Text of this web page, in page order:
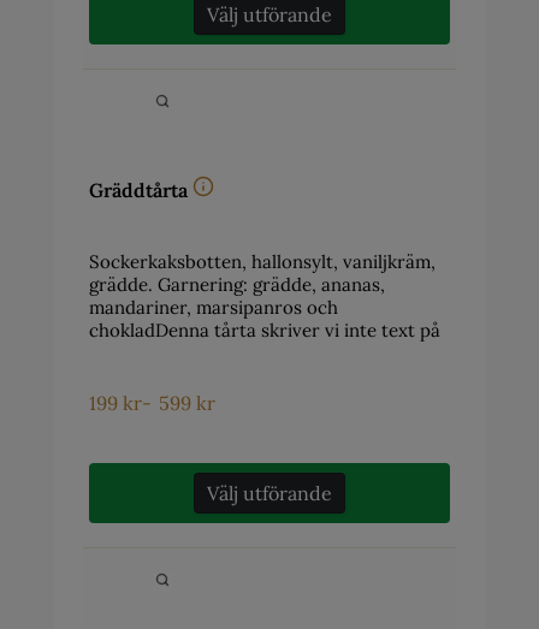
Välj utförande
Gräddtårta
Sockerkaksbotten, hallonsylt, vaniljkräm,
grädde. Garnering: grädde, ananas,
mandariner, marsipanros och
chokladDenna tårta skriver vi inte text på
199 kr- 599 kr
Välj utförande